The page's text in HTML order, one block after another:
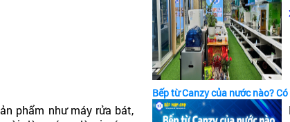
phẩm như máy rửa bát,
Bếp từ Canzy của nước nào?